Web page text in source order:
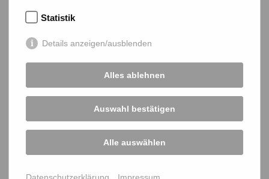
1 Std. dauern.
Die Rückkunft in Wien ist für 18:00 geplant. Aus
verkehrstechnischen Gründen ist vorgesehen, entweder die U1
Haltestelle Kagran oder (wie im Vorjahr) den Praterstern
(U1/U2/Schnellbahn) anzufahren.
Die Exkursion ist – wie auch schon 2017 – gekoppelt mit der
Exkursion des Herbsttreffens 2018 des Bodenforums
Statistik
Details anzeigen/ausblenden
Alles ablehnen
Auswahl bestätigen
Alle auswählen
Datenschutzerklärung Impressum